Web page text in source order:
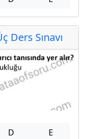
Ders Sınavı
D E